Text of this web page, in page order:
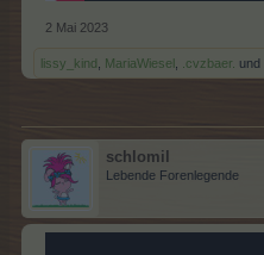
2 Mai 2023
lissy_kind MariaWiesel .cvzbaer. und
schlomil
Lebende Forenlegende